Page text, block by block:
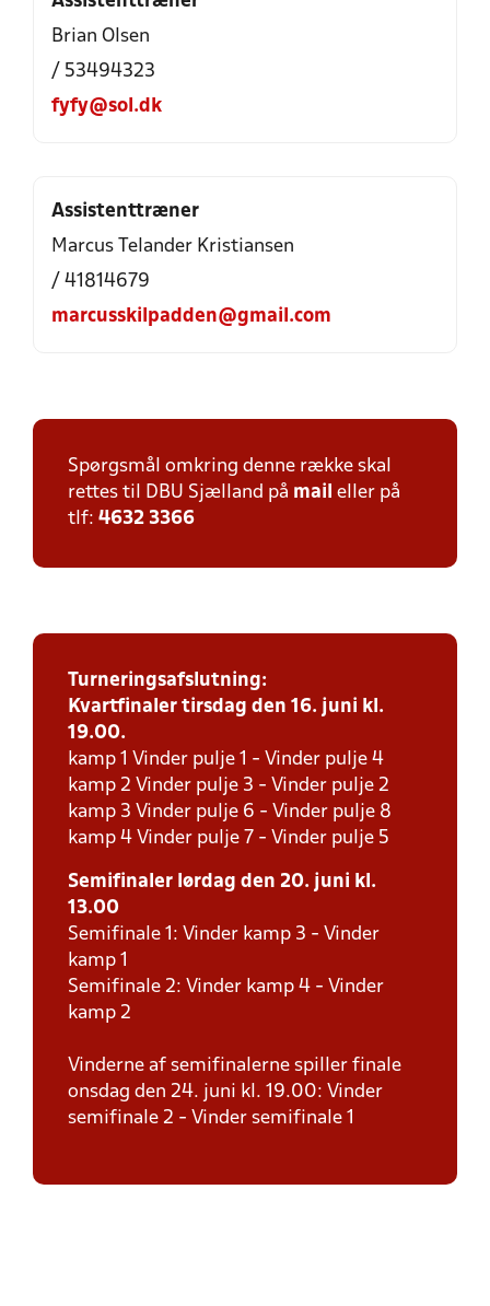
Brian Olsen
/ 53494323
fyfy@sol.dk
Assistenttræner
Marcus Telander Kristiansen
/ 41814679
marcusskilpadden@gmail.com
Spørgsmål omkring denne række skal
rettes til DBU Sjælland på mail eller på
tlf: 4632 3366
Turneringsafslutning:
Kvartfinaler tirsdag den 16. juni kl.
19.00.
kamp 1 Vinder pulje 1 - Vinder pulje 4
kamp 2 Vinder pulje 3 - Vinder pulje 2
kamp 3 Vinder pulje 6 - Vinder pulje 8
kamp 4 Vinder pulje 7 - Vinder pulje 5
Semifinaler lørdag den 20. juni kl.
13.00
Semifinale 1: Vinder kamp 3 - Vinder
kamp 1
Semifinale 2: Vinder kamp 4 - Vinder
kamp 2
Vinderne af semifinalerne spiller finale
onsdag den 24. juni kl. 19.00: Vinder
semifinale 2 - Vinder semifinale 1